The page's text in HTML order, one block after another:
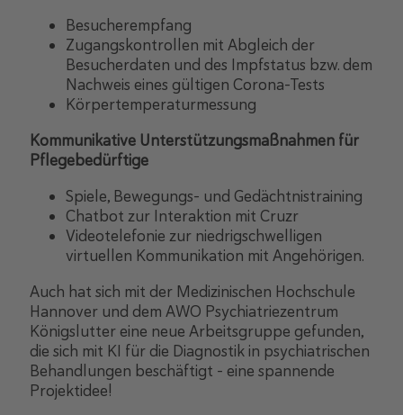
Besucherempfang
Zugangskontrollen mit Abgleich der
Besucherdaten und des Impfstatus bzw. dem
Nachweis eines gültigen Corona-Tests
Körpertemperaturmessung
Kommunikative Unterstützungsmaßnahmen für
Pflegebedürftige
Spiele, Bewegungs- und Gedächtnistraining
Chatbot zur Interaktion mit Cruzr
Videotelefonie zur niedrigschwelligen
virtuellen Kommunikation mit Angehörigen.
Auch hat sich mit der Medizinischen Hochschule
Hannover und dem AWO Psychiatriezentrum
Königslutter eine neue Arbeitsgruppe gefunden,
die sich mit KI für die Diagnostik in psychiatrischen
Behandlungen beschäftigt – eine spannende
Projektidee!